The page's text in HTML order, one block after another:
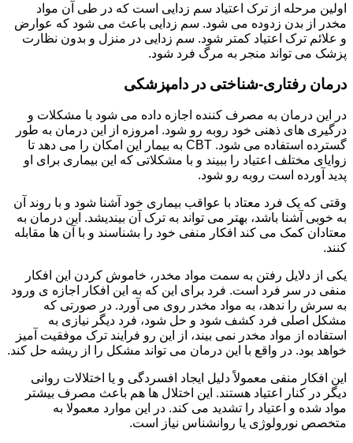
اولین مرحله از ترک اعتیاد سم زدایی است که در طی آن مواد
مخدر از بدن زدوده می شود. سم زدایی باعث می شود که عوارض
و علائم ترک اعتیاد کمتر شود. سم زدایی در منزل و بدون نظارت
پزشک می تواند منجر به مرگ فرد شود.
درمان رفتاری-شناختی در دامپزشکی
در این درمان به مصرف کننده اجازه داده می شود با مشکلات و
درگیری های ذهنی خود روبه رو شود. امروزه از این درمان به طور
گسترده استفاده می شود. CBT به بیمار این امکان را می دهد تا
زوایای مختلف اعتیاد را ببیند و با مشکلاتی که این بیماری برای او
پدید آورده است روبه رو شود.
وقتی که یک فرد معتاد با عواقب بیماری خود آشنا شود و با روند آن
به خوبی آشنا باشد، بهتر می تواند به ترک آن بیندیشد. این درمان به
معتادان کمک می کند افکار منفی خود را بشناسند و با آن ها مقابله
کنند.
یکی از دلایل رفتن به سمت مواد مخدر، خاموش کردن این افکار
منفی در سر فرد است. فرد برای این که به این افکار اجازه ی ورود
به سرش را ندهد، به مواد مخدر روی می آورد. در صورتی که
مشکل اصلی فرد کشف شود و حل شود، فرد دیگر نیازی به
استفاده از مواد مخدر نمی بیند، از این رو فرایند ترک موفقیت آمیز
خواهد بود. در واقع با این درمان می تواند مشکل را از ریشه حل کند.
این افکار منفی معمولاً دلیل ایجاد افسردگی و یا اختلالات روانی
دیگر در کنار اعتیاد هستند. این اختلال ها هم باعث مصرف بیشتر
مواد شده و اعتیاد را تشدید می کند. در این موارد معمولا به
متخصص نورولوژی یا روانشناس نیاز است.